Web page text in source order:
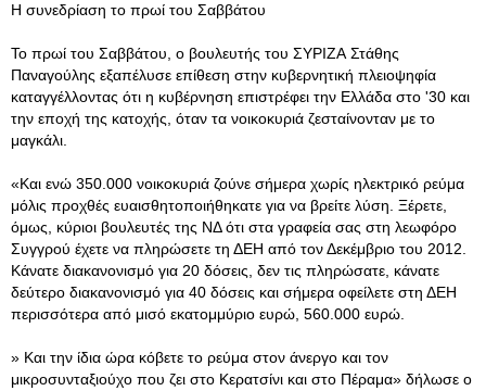
Η συνεδρίαση το πρωί του Σαββάτου
Το πρωί του Σαββάτου, ο βουλευτής του ΣΥΡΙΖΑ Στάθης
Παναγούλης εξαπέλυσε επίθεση στην κυβερνητική πλειοψηφία
καταγγέλλοντας ότι η κυβέρνηση επιστρέφει την Ελλάδα στο '30 και
την εποχή της κατοχής, όταν τα νοικοκυριά ζεσταίνονταν με το
μαγκάλι.
«Και ενώ 350.000 νοικοκυριά ζούνε σήμερα χωρίς ηλεκτρικό ρεύμα
μόλις προχθές ευαισθητοποιήθηκατε για να βρείτε λύση. Ξέρετε,
όμως, κύριοι βουλευτές της ΝΔ ότι στα γραφεία σας στη λεωφόρο
Συγγρού έχετε να πληρώσετε τη ΔΕΗ από τον Δεκέμβριο του 2012.
Κάνατε διακανονισμό για 20 δόσεις, δεν τις πληρώσατε, κάνατε
δεύτερο διακανονισμό για 40 δόσεις και σήμερα οφείλετε στη ΔΕΗ
περισσότερα από μισό εκατομμύριο ευρώ, 560.000 ευρώ.
» Και την ίδια ώρα κόβετε το ρεύμα στον άνεργο και τον
μικροσυνταξιούχο που ζει στο Κερατσίνι και στο Πέραμα» δήλωσε ο